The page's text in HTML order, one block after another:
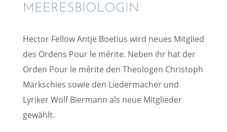
EERESBIOLOGIN
Hector Fellow Antje Boetius wird neues Mitglied
des Ordens Pour le mérite. Neben ihr hat der
Orden Pour le mérite den Theolo­gen Chris­toph
Markschies sowie den Lieder­ma­cher und
Lyriker Wolf Biermann als neue Mitglie­der
gewählt.